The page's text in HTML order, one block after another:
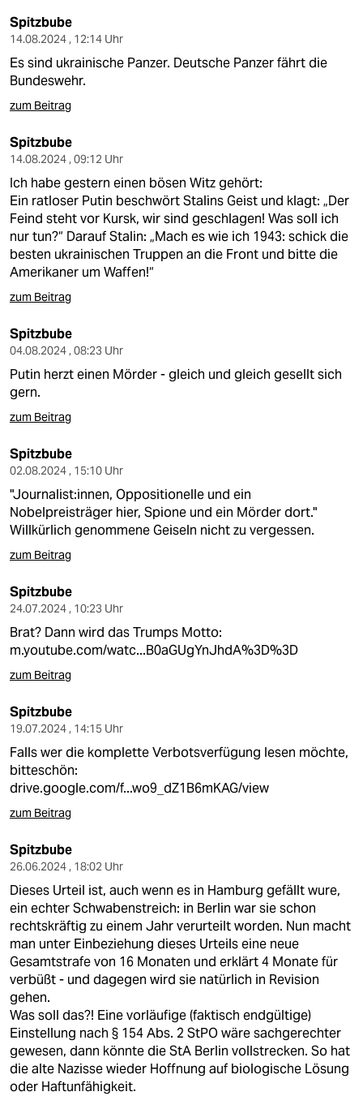
Spitzbube
14.08.2024 , 12:14 Uhr
Es sind ukrainische Panzer. Deutsche Panzer fährt die
Bundeswehr.
zum Beitrag
Spitzbube
14.08.2024 , 09:12 Uhr
Ich habe gestern einen bösen Witz gehört:
Ein ratloser Putin beschwört Stalins Geist und klagt: „Der
Feind steht vor Kursk, wir sind geschlagen! Was soll ich
nur tun?“ Darauf Stalin: „Mach es wie ich 1943: schick die
besten ukrainischen Truppen an die Front und bitte die
Amerikaner um Waffen!“
zum Beitrag
Spitzbube
04.08.2024 , 08:23 Uhr
Putin herzt einen Mörder - gleich und gleich gesellt sich
gern.
zum Beitrag
Spitzbube
02.08.2024 , 15:10 Uhr
"Journalist:innen, Oppositionelle und ein
Nobelpreisträger hier, Spione und ein Mörder dort."
Willkürlich genommene Geiseln nicht zu vergessen.
zum Beitrag
Spitzbube
24.07.2024 , 10:23 Uhr
Brat? Dann wird das Trumps Motto:
m.youtube.com/watc...B0aGUgYnJhdA%3D%3D
zum Beitrag
Spitzbube
19.07.2024 , 14:15 Uhr
Falls wer die komplette Verbotsverfügung lesen möchte,
bitteschön:
drive.google.com/f...wo9_dZ1B6mKAG/view
zum Beitrag
Spitzbube
26.06.2024 , 18:02 Uhr
Dieses Urteil ist, auch wenn es in Hamburg gefällt wure,
ein echter Schwabenstreich: in Berlin war sie schon
rechtskräftig zu einem Jahr verurteilt worden. Nun macht
man unter Einbeziehung dieses Urteils eine neue
Gesamtstrafe von 16 Monaten und erklärt 4 Monate für
verbüßt - und dagegen wird sie natürlich in Revision
gehen.
Was soll das?! Eine vorläufige (faktisch endgültige)
Einstellung nach § 154 Abs. 2 StPO wäre sachgerechter
gewesen, dann könnte die StA Berlin vollstrecken. So hat
die alte Nazisse wieder Hoffnung auf biologische Lösung
oder Haftunfähigkeit.